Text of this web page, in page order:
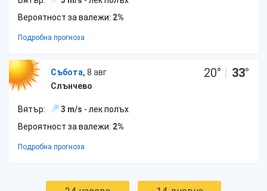
Вероятност за валежи: 2%
Подробна прогноза
Събота, 8 авг
Слънчево
20° | 33°
Вятър: 3 m/s - лек полъх
Вероятност за валежи: 2%
Подробна прогноза